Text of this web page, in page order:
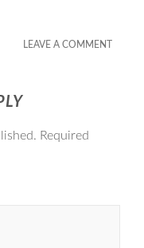
LEAVE A COMMENT
Required